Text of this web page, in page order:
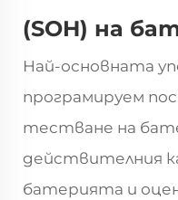
(SOH) на
Най-основната
програмируем
тестване на
действителния
батерията и